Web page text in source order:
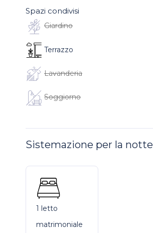
Spazi condivisi
Giardino
Terrazzo
Lavanderia
Soggiorno
Sistemazione per la notte
1 letto
matrimoniale